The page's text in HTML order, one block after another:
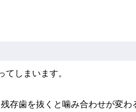
しまいます。
存歯を抜くと噛み合わせが変わ